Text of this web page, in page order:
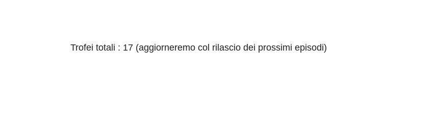
Trofei totali : 17 (aggiorneremo col rilascio dei prossimi episodi)